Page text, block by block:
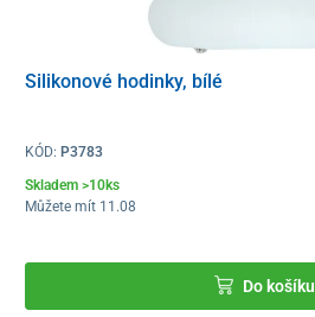
Silikonové hodinky, bílé
KÓD: P3783
Skladem >10ks
Můžete mít 11.08
Do košíku